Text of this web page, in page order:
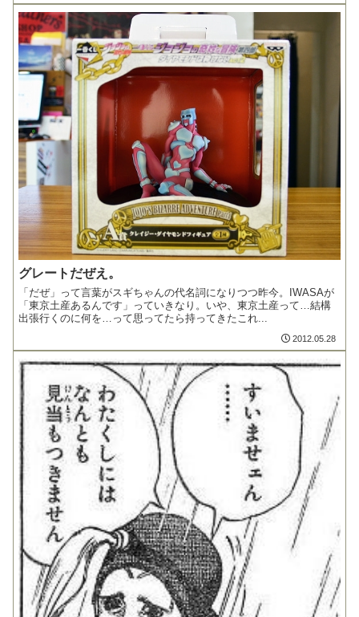
グレートだぜえ。
「だぜ」って言葉がスギちゃんの代名詞になりつつ昨今。IWASAが
「東京土産あるんです」っていきなり。いや、東京土産って…結構
出張行くのに何を…って思ってたら持ってきたこれ...
2012.05.28